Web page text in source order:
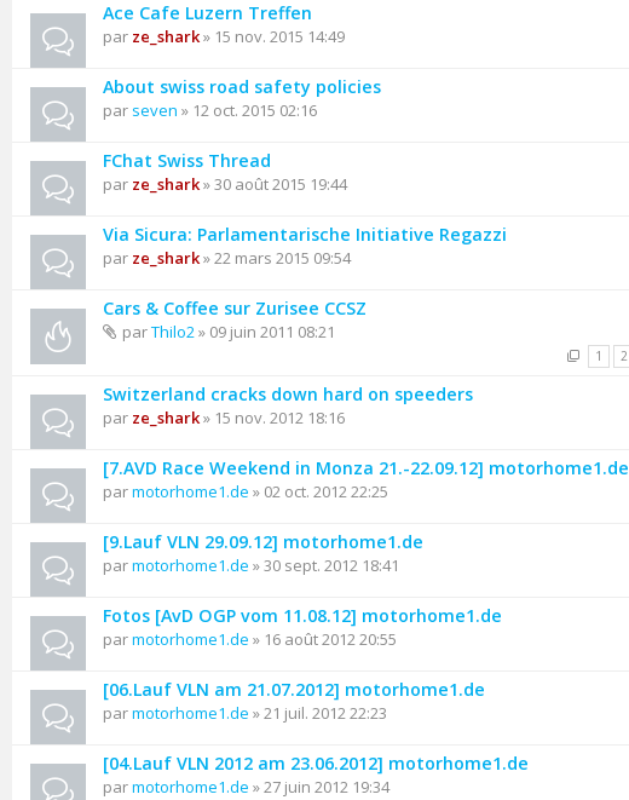
Ace Cafe Luzern Treffen
par ze_shark» 15 nov. 2015 14:49
About swiss road safety policies
par seven » 12 oct. 2015 02:16
FChat Swiss Thread
par ze_shark» 30 août 2015 19:44
Via Sicura: Parlamentarische Initiative Regazzi
par ze_shark» 22 mars 2015 09:54
Cars & Coffee sur Zurisee CCSZ
parThilo2» 09 juin 2011 08:21
1 2
Switzerland cracks down hard on speeders
par ze_shark» 15 nov. 2012 18:16
[7.AVD Race Weekend in Monza 21.-22.09.12] motorhome1.de
parmotorhome1.de » 02 oct. 2012 22:25
[9.Lauf VLN 29.09.12] motorhome1.de
parmotorhome1.de » 30 sept. 2012 18:41
Fotos [AvD OGP vom 11.08.12] motorhome1.de
parmotorhome1.de » 16 août 2012 20:55
[06.Lauf VLN am 21.07.2012] motorhome1.de
parmotorhome1.de » 21 juil. 2012 22:23
[04.Lauf VLN 2012 am 23.06.2012] motorhome1.de
parmotorhome1.de » 27 juin 2012 19:34